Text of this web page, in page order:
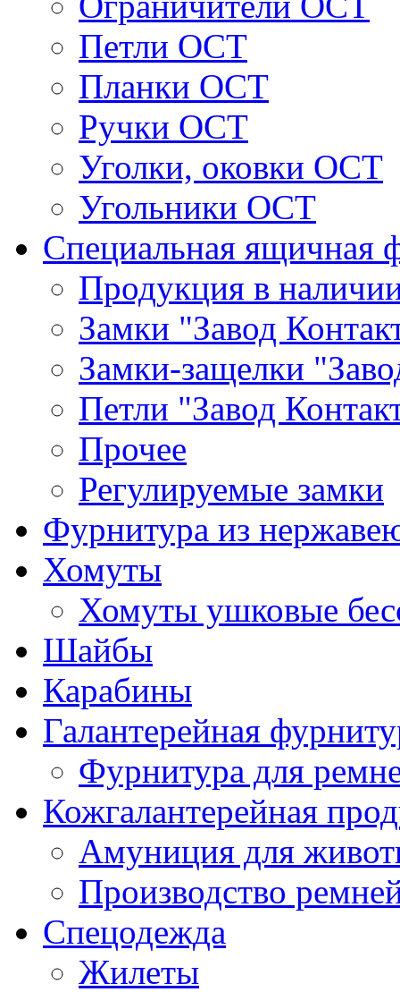
Петли ОСТ
Планки ОСТ
Ручки ОСТ
Уголки, оковки ОСТ
Угольники ОСТ
Специальная ящичная
Продукция в
Замки "Завод
Замки-защелки
Петли "Завод
Прочее
Регулируемые замки
Фурнитура из
Хомуты
Хомуты ушковые
Шайбы
Карабины
Галантерейная
Фурнитура для
Кожгалантерейная
Амуниция для
Производство
Спецодежда
Жилеты